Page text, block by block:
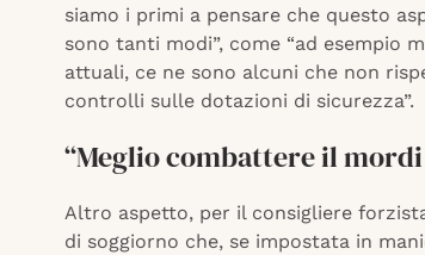
siamo i primi a pensare che questo
sono tanti modi”, come “ad esempio
attuali, ce ne sono alcuni che non
controlli sulle dotazioni di sicurezza”.
“Meglio combattere il
Altro aspetto, per il consigliere
di soggiorno che, se impostata in